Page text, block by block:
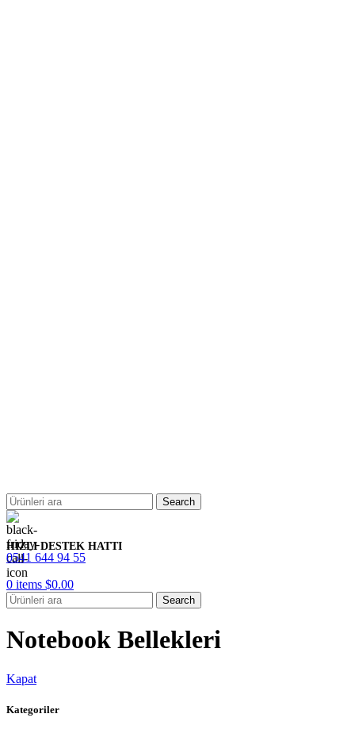
Search
HIZLI DESTEK HATTI
0541 644 94 55
0 items $0.00
Search
Notebook Bellekleri
Kapat
Kategoriler